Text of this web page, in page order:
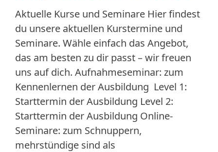
Aktuelle Kurse und Seminare Hier findest
du unsere aktuellen Kurstermine und
Seminare. Wähle einfach das Angebot,
das am besten zu dir passt – wir freuen
uns auf dich. Aufnahmeseminar: zum
Kennenlernen der Ausbildung Level 1:
Starttermin der Ausbildung Level 2:
Starttermin der Ausbildung Online-
Seminare: zum Schnuppern,
mehrstündige sind als